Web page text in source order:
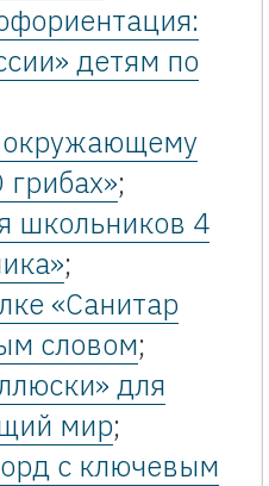
детям по
;
школьников 4
;
«Санитар
словом;
для
мир;
с ключевым